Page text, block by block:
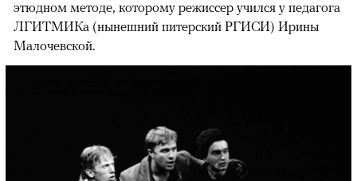
этюдном методе, которому режиссер учился у педагога
ЛГИТМИКа (нынешний питерский РГИСИ) Ирины
Малочевской.